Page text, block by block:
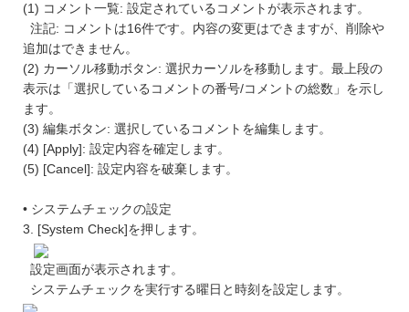
(1) コメント一覧: 設定されているコメントが表示されます。
注記: コメントは16件です。内容の変更はできますが、削除や
追加はできません。
(2) カーソル移動ボタン: 選択カーソルを移動します。最上段の
表示は「選択しているコメントの番号/コメントの総数」を示し
ます。
(3) 編集ボタン: 選択しているコメントを編集します。
(4) [Apply]: 設定内容を確定します。
(5) [Cancel]: 設定内容を破棄します。
• システムチェックの設定
3. [System Check]を押します。
設定画面が表示されます。
システムチェックを実行する曜日と時刻を設定します。